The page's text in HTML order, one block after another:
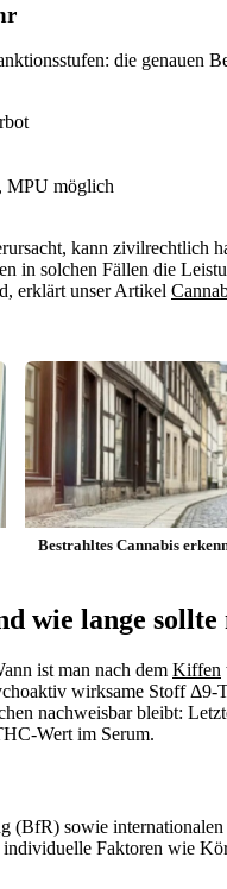
die genauen
MPU möglich
kann zivilrechtlich
in solchen Fällen die
erklärt unser Artikel
Bestrahltes Cannabis
wie lange sollte
ist man nach dem Kiffen
wirksame Stoff
nachweisbar bleibt:
Wert im Serum.
(BfR) sowie
Faktoren wie